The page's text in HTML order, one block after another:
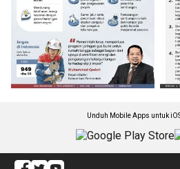
Unduh Mobile Apps untuk